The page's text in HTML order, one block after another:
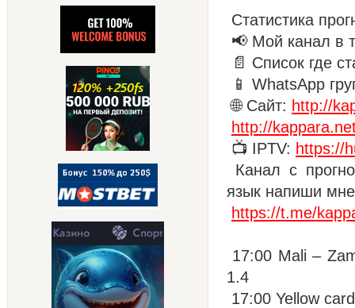
Статистика
📢 Мой канал в
📄 Список где
📱 WhatsApp
🌐 Сайт: http://
http://
📺 IPTV: https://
Канал с
язык напиши
https://t.me/
17:00 Mali –
1.4
17:00 Yellow